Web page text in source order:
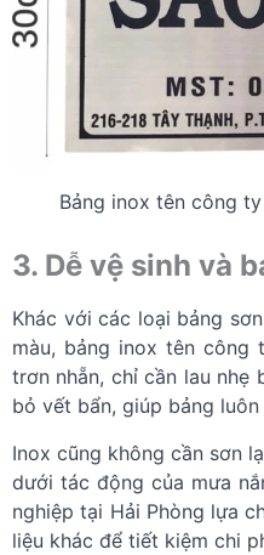
Bảng inox tên công
3. Dễ vệ sinh và
Khác với các loại bảng
màu, bảng inox tên công
trơn nhẵn, chỉ cần lau nhẹ
bỏ vết bẩn, giúp bảng
Inox cũng không cần sơn
dưới tác động của mưa
nghiệp tại Hải Phòng lựa
liệu khác để tiết kiệm chi